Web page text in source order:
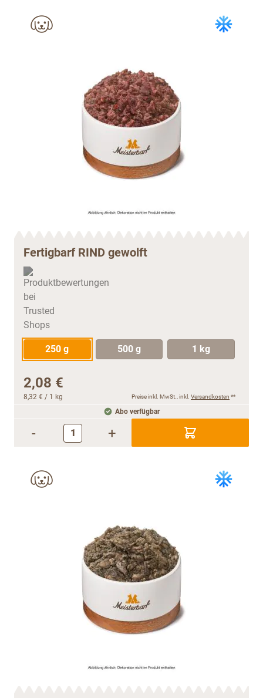
Fertigbarf RIND gewolft
250 g 500 g 1 kg
2,08 €
8,32 € / 1 kg Preise inkl. MwSt., inkl. Versandkosten **
Abo verfügbar
- +